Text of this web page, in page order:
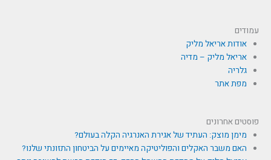
עמודים
אודות אריאל מליק
אריאל מליק – מדיה
גלריה
מפת אתר
פוסטים אחרונים
מימן מוצק: העתיד של אגירת האנרגיה הקלה בעולם?
האם משבר האקלים והפוליטיקה מאיימים על הביטחון התזונתי שלנו?